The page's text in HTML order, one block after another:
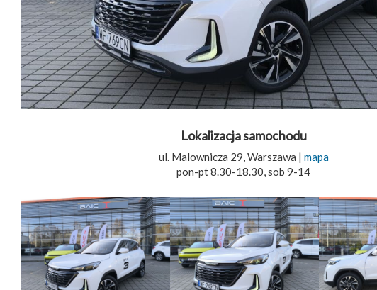
Lokalizacja samochodu
ul. Malownicza 29, Warszawa | mapa
pon-pt 8.30-18.30, sob 9-14